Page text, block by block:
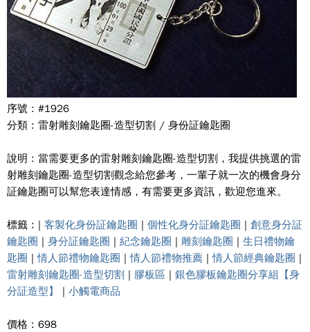
序號 : #1926
分類 : 雷射雕刻鑰匙圈-造型切割 / 身份証鑰匙圈
說明 : 當需要更多的雷射雕刻鑰匙圈-造型切割，我提供挑選的雷
射雕刻鑰匙圈-造型切割觀念給您參考，一輩子就一次的機會身分
証鑰匙圈可以幫您表達情感，有需要更多資訊，歡迎您進來。
標籤 : | 客製化身份証鑰匙圈 個性化身分証鑰匙圈
創意身分証
鑰匙圈
身分証鑰匙圈 紀念鑰匙圈 雕刻鑰匙圈
生日禮物鑰
匙圈
|情人節禮物鑰匙圈 |情人節禮物推薦 |情人節經典鑰匙圈
雷射雕刻鑰匙圈-造型切割
膠板區
銀色膠板鑰匙圈分享組【身
分証造型】
小觸電商品
價格 : 698